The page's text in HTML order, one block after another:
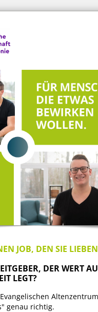
JOB, DEN SIE LIEBEN
DER WERT
LEGT?
genau richtig.